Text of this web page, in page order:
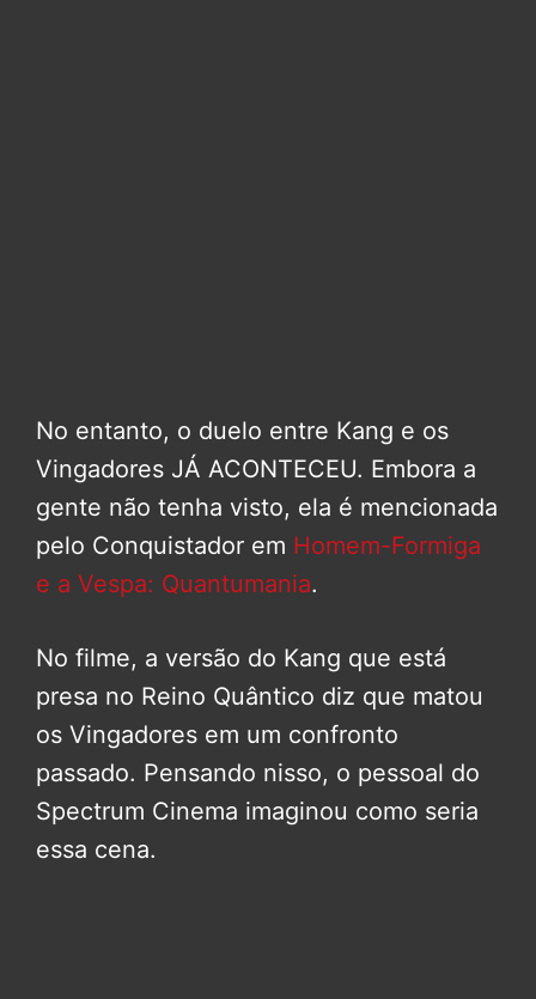
No entanto, o duelo entre Kang e os
Vingadores JÁ ACONTECEU. Embora a
gente não tenha visto, ela é mencionada
pelo Conquistador em Homem-Formiga
e a Vespa: Quantumania.
No filme, a versão do Kang que está
presa no Reino Quântico diz que matou
os Vingadores em um confronto
passado. Pensando nisso, o pessoal do
Spectrum Cinema imaginou como seria
essa cena.